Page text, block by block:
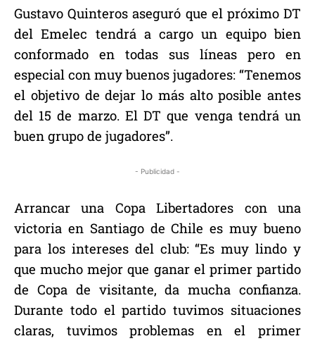
Gustavo Quinteros aseguró que el próximo DT
del Emelec tendrá a cargo un equipo bien
conformado en todas sus líneas pero en
especial con muy buenos jugadores: “Tenemos
el objetivo de dejar lo más alto posible antes
del 15 de marzo. El DT que venga tendrá un
buen grupo de jugadores”.
- Publicidad -
Arrancar una Copa Libertadores con una
victoria en Santiago de Chile es muy bueno
para los intereses del club: “Es muy lindo y
que mucho mejor que ganar el primer partido
de Copa de visitante, da mucha confianza.
Durante todo el partido tuvimos situaciones
claras, tuvimos problemas en el primer